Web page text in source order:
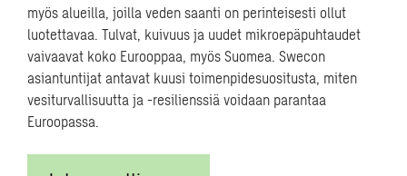
myös alueilla, joilla veden saanti on perinteisesti ollut
luotettavaa. Tulvat, kuivuus ja uudet mikroepäpuhtaudet
vaivaavat koko Eurooppaa, myös Suomea. Swecon
asiantuntijat antavat kuusi toimenpidesuositusta, miten
vesiturvallisuutta ja -resilienssiä voidaan parantaa
Euroopassa.